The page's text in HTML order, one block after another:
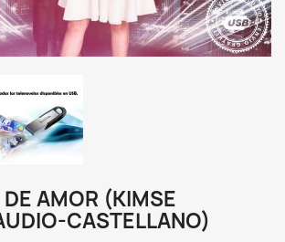
AMOR (KIMSE
CASTELLANO)